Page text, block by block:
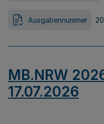
Ausgabennummer
MB.NRW
17.07.2026